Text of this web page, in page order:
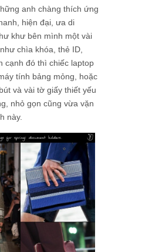
anh chàng thích ứng
hiện đại, ưa di
khư bên mình một vài
chìa khóa, thẻ ID,
cạnh đó thì chiếc laptop
tính bảng mỏng, hoặc
và vài tờ giấy thiết yếu
nhỏ gọn cũng vừa vặn
này.